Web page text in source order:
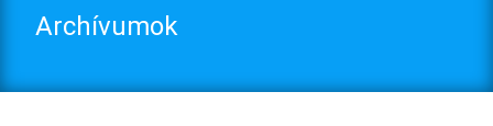
Archívumok